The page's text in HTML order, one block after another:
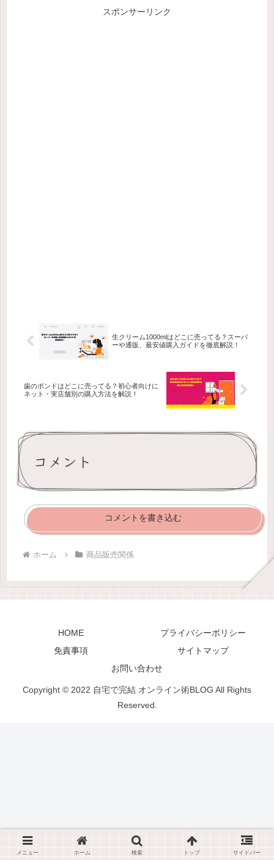
スポンサーリンク
生クリーム1000mlはどこに売ってる？スーパ
ーや通販、最安値購入ガイドを徹底解説！
歯のボンドはどこに売ってる？初心者向けに
ネット・実店舗別の購入方法を解説！
コメント
コメントを書き込む
ホーム 商品販売関係
HOME
プライバシーポリシー
免責事項
サイトマップ
お問い合わせ
Copyright © 2022 自宅で完結 オンライン術BLOG All Rights
Reserved.
メニュー ホーム 検索 トップ サイドバー